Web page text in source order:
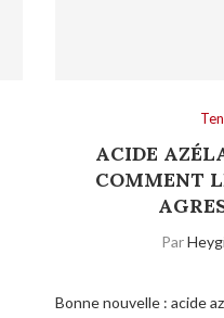
ACIDE
COMMENT
Par
Bonne nouvelle : acide